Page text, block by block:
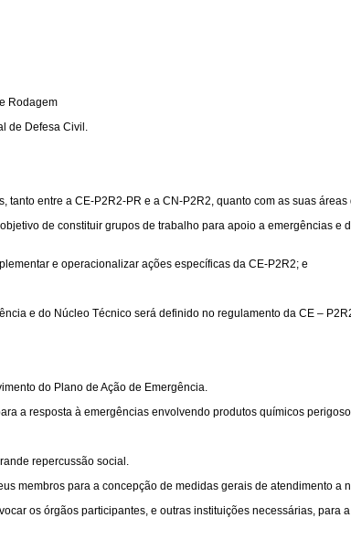
Rodagem
de Defesa Civil.
entre a CE-P2R2-PR e a CN-P2R2, quanto com as suas áreas
de constituir grupos de trabalho para apoio a emergências
e operacionalizar ações específicas da CE-P2R2; e
e do Núcleo Técnico será definido no regulamento da CE –
do Plano de Ação de Emergência.
a resposta à emergências envolvendo produtos químicos
repercussão social.
membros para a concepção de medidas gerais de atendimento a
os órgãos participantes, e outras instituições necessárias,